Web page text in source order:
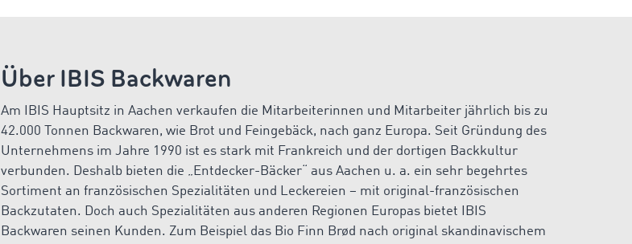
Über IBIS Backwaren
Am IBIS Hauptsitz in Aachen verkaufen die Mitarbeiterinnen und Mitarbeiter jährlich bis zu
42.000 Tonnen Backwaren, wie Brot und Feingebäck, nach ganz Europa. Seit Gründung des
Unternehmens im Jahre 1990 ist es stark mit Frankreich und der dortigen Backkultur
verbunden. Deshalb bieten die „Entdecker-Bäcker“ aus Aachen u. a. ein sehr begehrtes
Sortiment an französischen Spezialitäten und Leckereien – mit original-französischen
Backzutaten. Doch auch Spezialitäten aus anderen Regionen Europas bietet IBIS
Backwaren seinen Kunden. Zum Beispiel das Bio Finn Brød nach original skandinavischem